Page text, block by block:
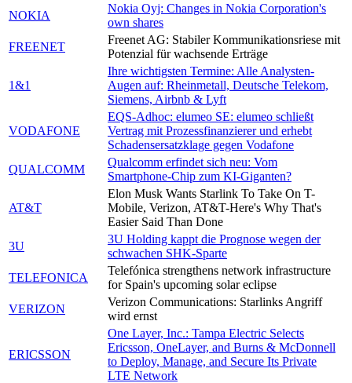
NOKIA
Nokia Oyj: Changes in Nokia Corporation's
own shares
FREENET
Freenet AG: Stabiler Kommunikationsriese mit
Potenzial für wachsende Erträge
1&1
Ihre wichtigsten Termine: Alle Analysten-
Augen auf: Rheinmetall, Deutsche Telekom,
Siemens, Airbnb & Lyft
VODAFONE
EQS-Adhoc: elumeo SE: elumeo schließt
Vertrag mit Prozessfinanzierer und erhebt
Schadensersatzklage gegen Vodafone
QUALCOMM
Qualcomm erfindet sich neu: Vom
Smartphone-Chip zum KI-Giganten?
AT&T
Elon Musk Wants Starlink To Take On T-
Mobile, Verizon, AT&T-Here's Why That's
Easier Said Than Done
3U
3U Holding kappt die Prognose wegen der
schwachen SHK-Sparte
TELEFONICA
Telefónica strengthens network infrastructure
for Spain's upcoming solar eclipse
VERIZON
Verizon Communications: Starlinks Angriff
wird ernst
ERICSSON
One Layer, Inc.: Tampa Electric Selects
Ericsson, OneLayer, and Burns & McDonnell
to Deploy, Manage, and Secure Its Private
LTE Network